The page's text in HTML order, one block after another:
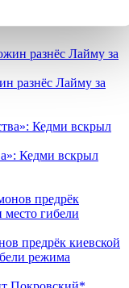
разнёс Лайму за
Кедми вскрыл
предрёк киевской
режима